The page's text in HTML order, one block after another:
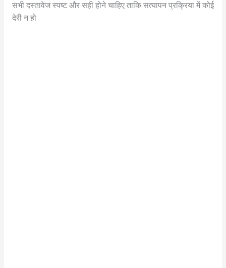
सभी दस्तावेज स्पष्ट और सही होने चाहिए ताकि सत्यापन प्रक्रिया में कोई
देरी न हो